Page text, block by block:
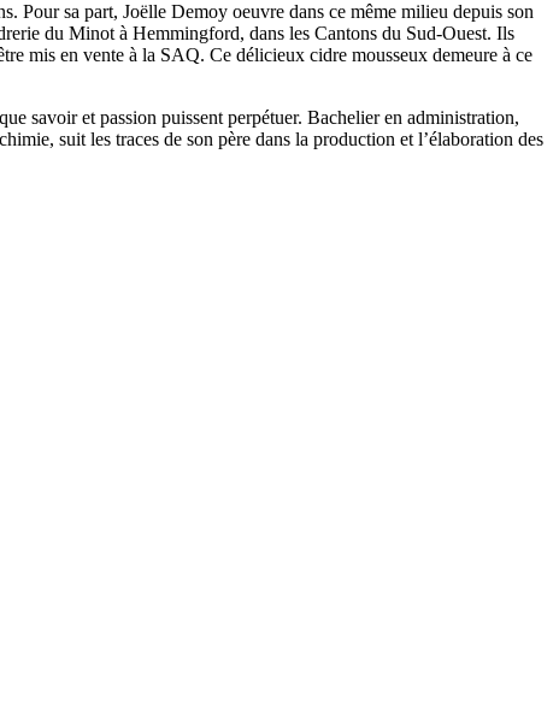
Pour sa part, Joëlle Demoy oeuvre dans ce même milieu depuis son
du Minot à Hemmingford, dans les Cantons du Sud-Ouest. Ils
mis en vente à la SAQ. Ce délicieux cidre mousseux demeure à ce
savoir et passion puissent perpétuer. Bachelier en administration,
suit les traces de son père dans la production et l’élaboration des